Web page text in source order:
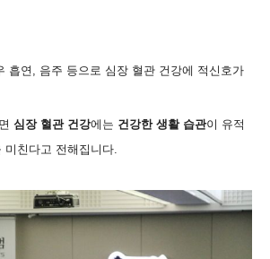
흡연 , 음주 등으로 심장 혈관 건강에 적신호가
심장 혈관 건강에는 건강한 생활 습관이 유적
미친다고 전해집니다.